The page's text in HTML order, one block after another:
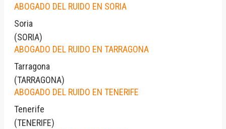
ABOGADO DEL RUIDO EN SORIA
Soria
(SORIA)
ABOGADO DEL RUIDO EN TARRAGONA
Tarragona
(TARRAGONA)
ABOGADO DEL RUIDO EN TENERIFE
Tenerife
(TENERIFE)